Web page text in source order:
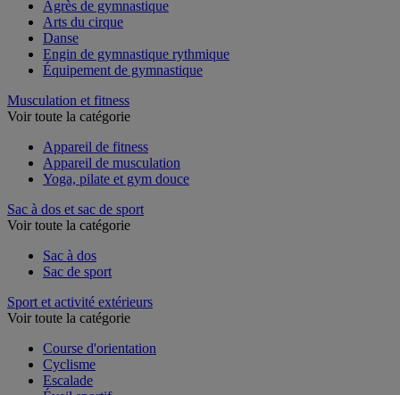
Agrès de gymnastique
Arts du cirque
Danse
Engin de gymnastique rythmique
Musculation et fitness
Appareil de fitness
Appareil de musculation
Sac à dos et sac de sport
Sac à dos
Sport et activité extérieurs
Course d'orientation
Cyclisme